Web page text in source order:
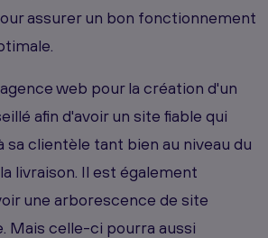
assurer un bon fonctionnement
web pour la création d'un
afin d'avoir un site fiable qui
sa clientèle tant bien au niveau du
livraison. Il est également
une arborescence de site
Mais celle-ci pourra aussi